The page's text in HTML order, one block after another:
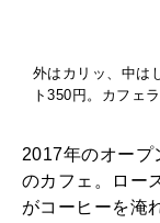
外はカリッ、中は
ト350円。カフェ
2017年のオープ
のカフェ。ロー
がコーヒーを淹